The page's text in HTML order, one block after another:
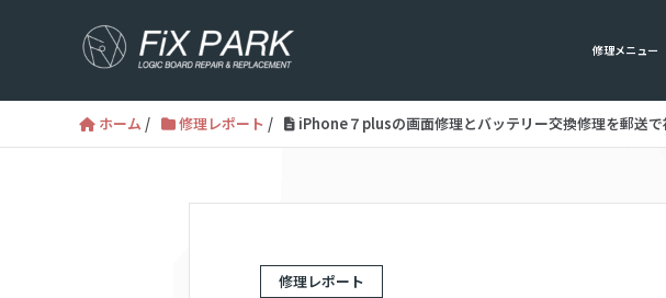
修理メニュー
ホーム / 修理レポート / iPhone７plusの画面修理とバッテリー交換修理を郵送
修理レポート